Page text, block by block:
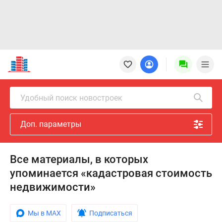
Новостройки
Квартиры
Ипотека
Новостройки
Москвы
Новостройки
Подмосковья
Новостройки
Москвы
Готовые
новостройки
Удобный поиск новостроек
Доп. параметры
Все материалы, в которых
упоминается «кадастровая стоимость
недвижимости»
Мы в MAX Подписаться